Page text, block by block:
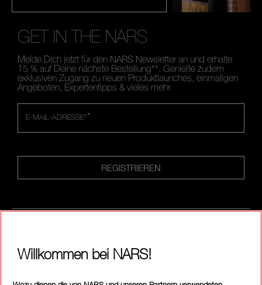
GET IN THE NARS
Melde Dich jetzt für den NARS Newsletter an und erhalte
15 % auf Deine nächste Bestellung**. Genieße zudem
exklusiven Zugang zu neuen Produktlaunches, einmaligen
Angeboten, Expertentipps & vieles mehr.
*
E-MAIL-ADRESSE*
REGISTRIEREN
Willkommen bei NARS!